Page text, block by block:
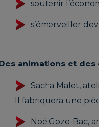
BOIS Pascal
COURONNE
soutenir
s’émerveiller
Des animations et des
Sacha Malet,
Il fabriquera une
Noé Goze-Bac,